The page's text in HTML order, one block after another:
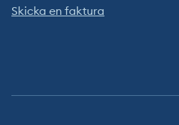
Skicka en faktura